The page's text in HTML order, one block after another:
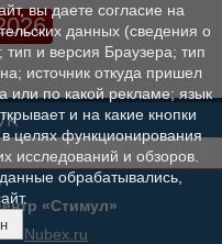
«Стимул»
Nubex.ru
вы даете согласие на
данных (сведения о
и версия Браузера; тип
источник откуда пришел
или по какой рекламе; язык
и на какие кнопки
целях функционирования
исследований и обзоров.
обрабатывались,